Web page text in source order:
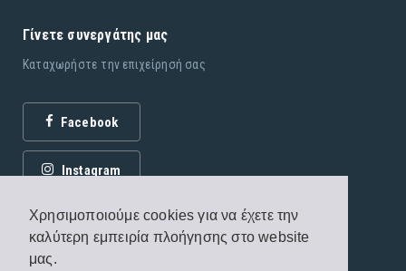
Χρησιμοποιούμε cookies για να έχετε την
καλύτερη εμπειρία πλοήγησης στο website
μας.
Γίνετε συνεργάτης μας
Καταχωρήστε την επιχείρησή σας
Facebook
Instagram